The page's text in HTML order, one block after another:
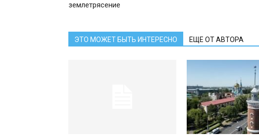
землетрясение
ЭТО МОЖЕТ БЫТЬ ИНТЕРЕСНО ЕЩЕ ОТ АВТОРА